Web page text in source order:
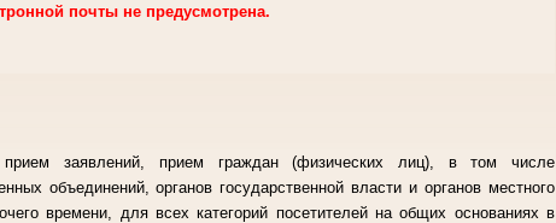
почты не предусмотрена.
прием заявлений, прием граждан (физических лиц), в том числе
объединений, органов государственной власти и органов местного
времени, для всех категорий посетителей на общих основаниях в